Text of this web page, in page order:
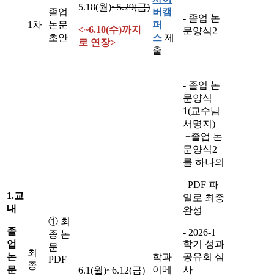
1.교
내
졸
업
논
문
1차
졸업
논문
초안
5.18(월)~5.29(금)
<~6.10(수)까지
로 연장>
버캠
퍼
스제
출
- 졸업 논
문양식2
최
종
① 최
종 논
문
PDF
6.1(월)~6.12(금)
학과
이메
- 졸업 논
문양식
1(교수님
서명지)
+졸업 논
문양식2
를 하나의
PDF 파
일로 최종
완성
- 2026-1
학기 성과
공유회 심
사